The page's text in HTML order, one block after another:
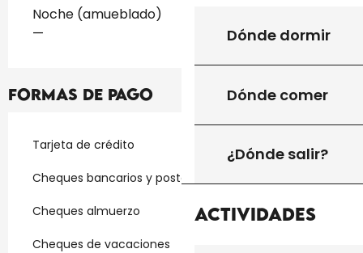
Dónde dormir
Dónde comer
¿Dónde salir?
Actividades
Tarifas 2026
Noche (amueblado)
—
Formas de pago
Tarjeta de crédito
Cheques bancarios y postales
Cheques almuerzo
Cheques de vacaciones